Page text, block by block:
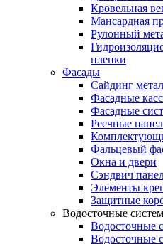
Кровельная
Мансардная
Рулонный
пленки
Фасады
Сайдинг
Фасадные
Фасадные
Реечные
Фальцевый
Окна и двери
Сэндвич
Элементы
Защитные
Водосточные
Водосточные
Водосточные